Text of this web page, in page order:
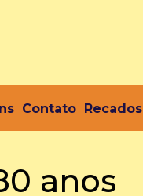
Contato Recados
anos